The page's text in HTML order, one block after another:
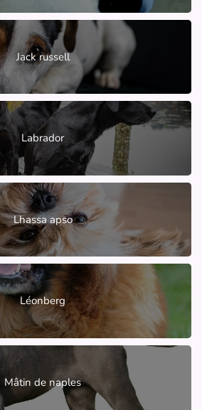
Jack russell
Labrador
Lhassa apso
Léonberg
Mâtin de naples